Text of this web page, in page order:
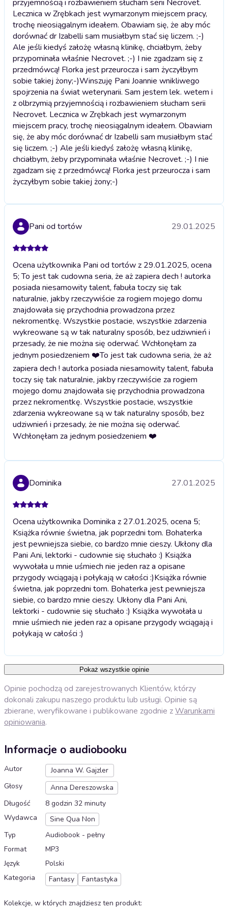
przyjemnością i rozbawieniem słucham serii Necrovet.
Lecznica w Zrębkach jest wymarzonym miejscem pracy,
trochę nieosiągalnym ideałem. Obawiam się, że aby móc
dorównać dr Izabelli sam musiałbym stać się liczem. ;-)
Ale jeśli kiedyś założę własną klinikę, chciałbym, żeby
przypominała właśnie Necrovet. ;-) I nie zgadzam się z
przedmówcą! Florka jest przeurocza i sam życzyłbym
sobie takiej żony;-)Winszuję Pani Joannie wnikliwego
spojrzenia na świat weterynarii. Sam jestem lek. wetem i
z olbrzymią przyjemnością i rozbawieniem słucham serii
Necrovet. Lecznica w Zrębkach jest wymarzonym
miejscem pracy, trochę nieosiągalnym ideałem. Obawiam
się, że aby móc dorównać dr Izabelli sam musiałbym stać
się liczem. ;-) Ale jeśli kiedyś założę własną klinikę,
chciałbym, żeby przypominała właśnie Necrovet. ;-) I nie
zgadzam się z przedmówcą! Florka jest przeurocza i sam
życzyłbym sobie takiej żony;-)
Pani od tortów 29.01.2025
Ocena użytkownika Pani od tortów z 29.01.2025, ocena
5; To jest tak cudowna seria, że aż zapiera dech ! autorka
posiada niesamowity talent, fabuła toczy się tak
naturalnie, jakby rzeczywiście za rogiem mojego domu
znajdowała się przychodnia prowadzona przez
nekromentkę. Wszystkie postacie, wszystkie zdarzenia
wykreowane są w tak naturalny sposób, bez udziwnień i
przesady, że nie można się oderwać. Wchłonęłam za
jednym posiedzeniem ❤️To jest tak cudowna seria, że aż
zapiera dech ! autorka posiada niesamowity talent, fabuła
toczy się tak naturalnie, jakby rzeczywiście za rogiem
mojego domu znajdowała się przychodnia prowadzona
przez nekromentkę. Wszystkie postacie, wszystkie
zdarzenia wykreowane są w tak naturalny sposób, bez
udziwnień i przesady, że nie można się oderwać.
Wchłonęłam za jednym posiedzeniem ❤️
Dominika 27.01.2025
Ocena użytkownika Dominika z 27.01.2025, ocena 5;
Książka równie świetna, jak poprzedni tom. Bohaterka
jest pewniejsza siebie, co bardzo mnie cieszy. Ukłony dla
Pani Ani, lektorki - cudownie się słuchało :) Książka
wywołała u mnie uśmiech nie jeden raz a opisane
przygody wciągają i połykają w całości :)Książka równie
świetna, jak poprzedni tom. Bohaterka jest pewniejsza
siebie, co bardzo mnie cieszy. Ukłony dla Pani Ani,
lektorki - cudownie się słuchało :) Książka wywołała u
mnie uśmiech nie jeden raz a opisane przygody wciągają i
połykają w całości :)
Pokaż wszystkie opinie
Opinie pochodzą od zarejestrowanych Klientów, którzy
dokonali zakupu naszego produktu lub usługi. Opinie są
zbierane, weryfikowane i publikowane zgodnie zWarunkami
opiniowania.
Informacje o audiobooku
Autor
Joanna W. Gajzler
Głosy
Anna Dereszowska
Długość
8 godzin 32 minuty
Wydawca
Sine Qua Non
Typ
Audiobook - pełny
Format
MP3
Język
Polski
Kategoria
Fantasy Fantastyka
Kolekcje, w których znajdziesz ten produkt: